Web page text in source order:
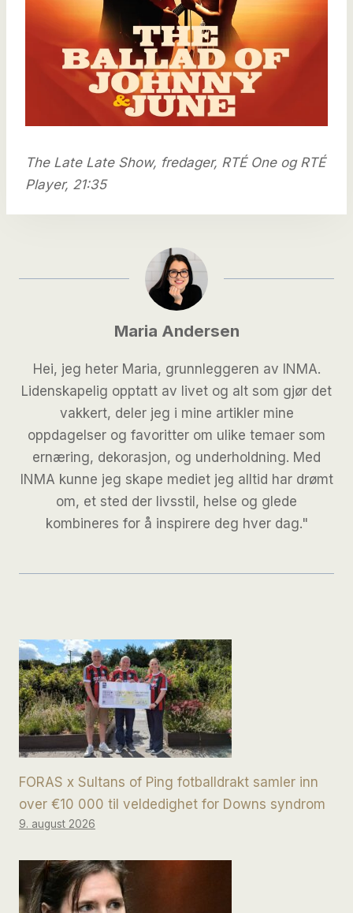
The Late Late Show, fredager, RTÉ One og RTÉ
Player, 21:35
Maria Andersen
Hei, jeg heter Maria, grunnleggeren av INMA.
Lidenskapelig opptatt av livet og alt som gjør det
vakkert, deler jeg i mine artikler mine
oppdagelser og favoritter om ulike temaer som
ernæring, dekorasjon, og underholdning. Med
INMA kunne jeg skape mediet jeg alltid har drømt
om, et sted der livsstil, helse og glede
kombineres for å inspirere deg hver dag."
FORAS x Sultans of Ping fotballdrakt samler inn
over €10 000 til veldedighet for Downs syndrom
9. august 2026